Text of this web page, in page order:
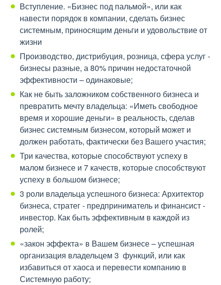
Вступление. «Бизнес под пальмой», или как
навести порядок в компании, сделать бизнес
системным, приносящим деньги и удовольствие от
жизни
Производство, дистрибуция, розница, сфера услуг -
бизнесы разные, а 80% причин недостаточной
эффективности – одинаковые;
Как не быть заложником собственного бизнеса и
превратить мечту владельца: «Иметь свободное
время и хорошие деньги» в реальность, сделав
бизнес системным бизнесом, который может и
должен работать, фактически без Вашего участия;
Три качества, которые способствуют успеху в
малом бизнесе и 7 качеств, которые способствуют
успеху в большом бизнесе;
3 роли владельца успешного бизнеса: Архитектор
бизнеса, стратег - предприниматель и финансист -
инвестор. Как быть эффективным в каждой из
ролей;
«закон эффекта» в Вашем бизнесе – успешная
организация владельцем 3 функций, или как
избавиться от хаоса и перевести компанию в
Системную работу;